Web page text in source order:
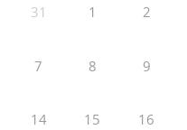
31 1 2
7 8 9
14 15 16